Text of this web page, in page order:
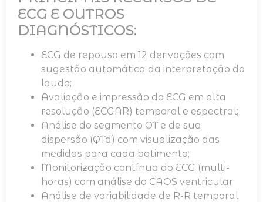
ECG E OUTROS
DIAGNÓSTICOS:
ECG de repouso em 12 derivações com
sugestão automática da interpretação do
laudo;
Avaliação e impressão do ECG em alta
resolução (ECGAR) temporal e espectral;
Análise do segmento QT e de sua
dispersão (QTd) com visualização das
medidas para cada batimento;
Monitorização contínua do ECG (multi-
horas) com análise do CAOS ventricular;
Análise de variabilidade de R-R temporal